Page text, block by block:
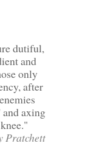
dutiful,
and
only
after
axing
Pratchett